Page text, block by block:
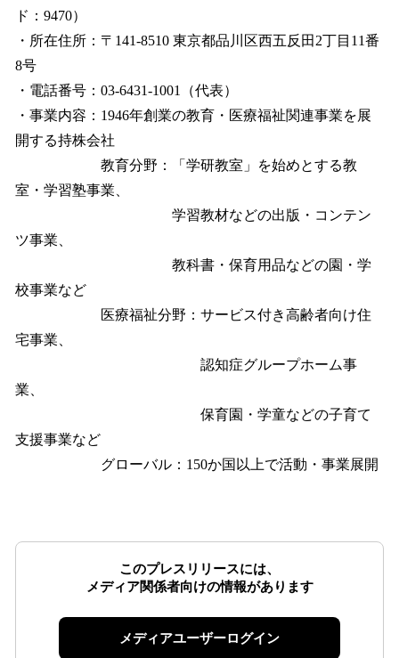
ド：9470）
・所在住所：〒141-8510 東京都品川区西五反田2丁目11番
8号
・電話番号：03-6431-1001（代表）
・事業内容：1946年創業の教育・医療福祉関連事業を展
開する持株会社
教育分野：「学研教室」を始めとする教
室・学習塾事業、
学習教材などの出版・コンテン
ツ事業、
教科書・保育用品などの園・学
校事業など
医療福祉分野：サービス付き高齢者向け住
宅事業、
認知症グループホーム事
業、
保育園・学童などの子育て
支援事業など
グローバル：150か国以上で活動・事業展開
このプレスリリースには、
メディア関係者向けの情報があります
メディアユーザーログイン